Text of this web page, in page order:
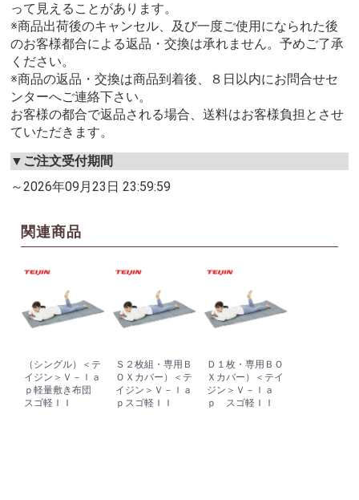
って見えることがあります。
※商品出荷後のキャンセル、及び一度ご使用になられた後
のお客様都合による返品・交換は承れません。予めご了承
ください。
※商品の返品・交換は商品到着後、８日以内にお問合せセ
ンターへご連絡下さい。
お客様の都合で返品される場合、送料はお客様負担とさせ
ていただきます。
▼ご注文受付期間
～2026年09月23日 23:59:59
関連商品
（シングル）＜テ
イジン＞Ｖ－ｌａ
ｐ軽量敷き布団
スゴ軽ＩＩ
Ｓ２枚組・専用Ｂ
ＯＸカバー）＜テ
イジン＞Ｖ－ｌａ
ｐスゴ軽ＩＩ
Ｄ１枚・専用ＢＯ
Ｘカバー）＜テイ
ジン＞Ｖ－ｌａ
ｐ スゴ軽ＩＩ